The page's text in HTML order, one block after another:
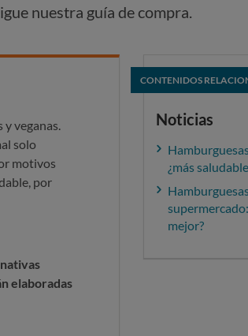
nuestra guía de compra.
veganas.
solo
motivos
por
elaboradas
CONTENIDOS
Noticias
¿más
mejor?